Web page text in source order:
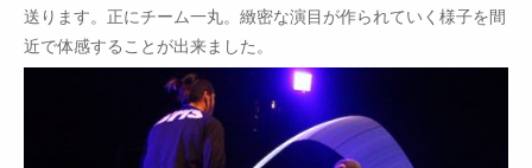
送ります。正にチーム一丸。緻密な演目が作られていく様子を間
近で体感することが出来ました。